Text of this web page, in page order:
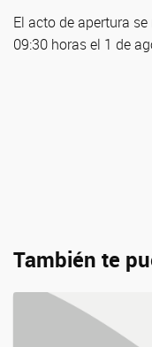
El acto de apertura
09:30 horas el 1 de
También te